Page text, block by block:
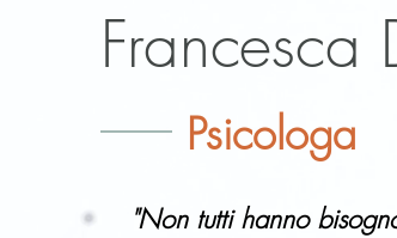
Francesca
Psicologa
"Non tutti hanno